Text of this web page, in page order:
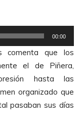
00:00
comenta que los
el de Piñera,
hasta las
organizado que
pasaban sus días